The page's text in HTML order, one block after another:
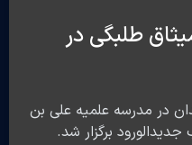
طلبگی در
در مدرسه علمیه علی بن
برگزار شد.